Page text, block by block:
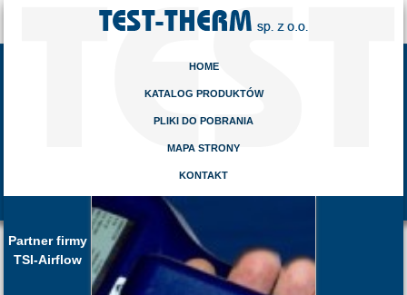
HOME
KATALOG PRODUKTÓW
PLIKI DO POBRANIA
MAPA STRONY
KONTAKT
Partner firmy
TSI-Airflow